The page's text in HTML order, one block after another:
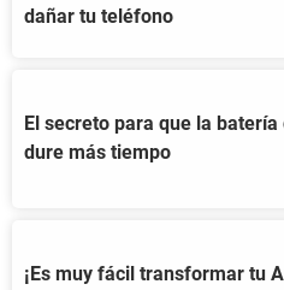
dañar tu teléfono
El secreto para que la
dure más tiempo
¡Es muy fácil transformar tu